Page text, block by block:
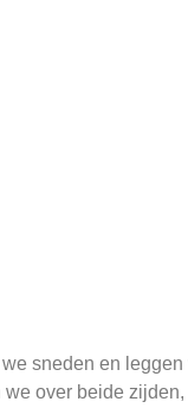
sneden en
over beide